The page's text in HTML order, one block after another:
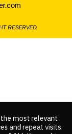
RESERVED
most relevant
and repeat visits.